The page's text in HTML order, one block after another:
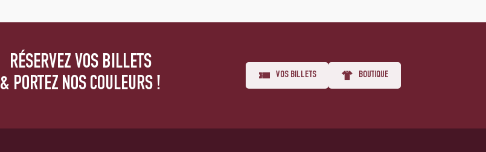
RÉSERVEZ VOS BILLETS
& PORTEZ NOS COULEURS !
VOS BILLETS BOUTIQUE